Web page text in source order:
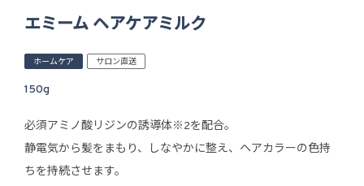
エミーム ヘアケアミルク
ホームケア サロン直送
150g
必須アミノ酸リジンの誘導体※2を配合。
静電気から髪をまもり、しなやかに整え、ヘアカラーの色持
ちを持続させます。